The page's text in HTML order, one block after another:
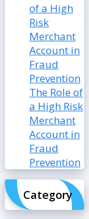
The Role of
a High Risk
Merchant
Account in
Fraud
Prevention
Category